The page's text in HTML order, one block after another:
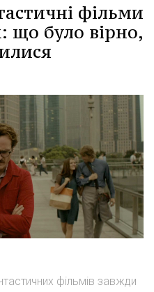
фільми
що було вірно,
фільмів завжди